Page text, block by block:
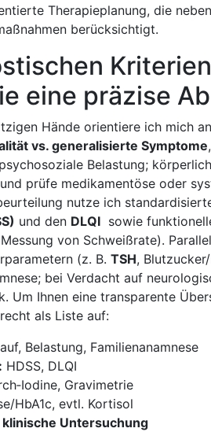
⁢Therapieplanung, die
berücksichtigt.
eine präzise
Hände orientiere‌ ich mich
vs. generalisierte Symptome,
Belastung;
prüfe ‍medikamentöse oder‍
nutze ich‌
und den DLQI
sowie
von Schweißrate).
(z. B. TSH,
bei ​Verdacht auf
⁤Um​ Ihnen eine transparente
als Liste auf:
Belastung, Familienanamnese
HDSS, DLQI
Gravimetrie
HbA1c, evtl. Kortisol
Untersuchung